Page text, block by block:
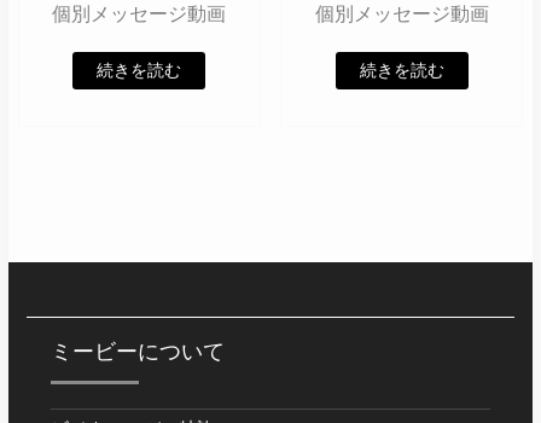
個別メッセージ動画
続きを読む
個別メッセージ動画
続きを読む
ミービーについて